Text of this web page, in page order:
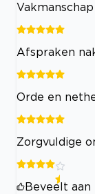
Vakmanschap
Afspraken
Orde en
Zorgvuldige
Beveelt aan